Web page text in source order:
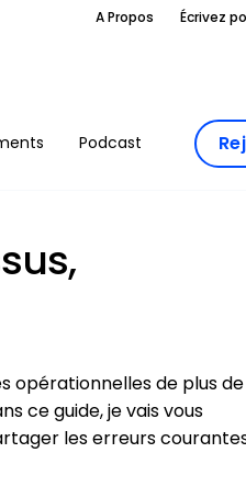
A Propos Écrivez
Podcast
opérationnelles de plus de
ce guide, je vais vous
les erreurs